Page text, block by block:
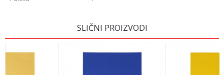
Ime/Nadimak
SLIČNI PROIZVODI